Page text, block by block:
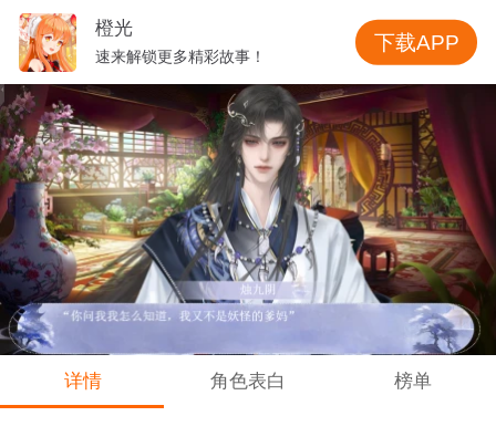
详情 角色表白 榜单
橙光
速来解锁更多精彩故事！
下载APP